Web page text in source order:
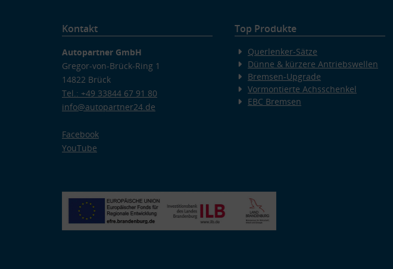
Kontakt
Autopartner GmbH
Gregor-von-Brück-Ring 1
14822 Brück
Tel.: +49 33844 67 91 80
info@autopartner24.de
Facebook
YouTube
Top Produkte
Querlenker-Sätze
Dünne & kürzere Antriebswellen
Bremsen-Upgrade
Vormontierte Achsschenkel
EBC Bremsen